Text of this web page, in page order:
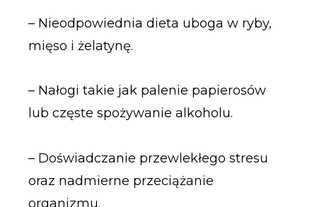
– Nieodpowiednia dieta uboga w ryby,
mięso i żelatynę.
– Nałogi takie jak palenie papierosów
lub częste spożywanie alkoholu.
– Doświadczanie przewlekłego stresu
oraz nadmierne przeciążanie
organizmu.